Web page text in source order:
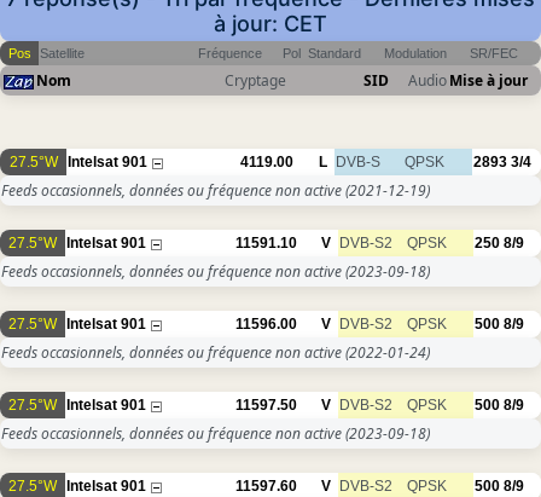
à jour: CET
Pos Satellite Fréquence Pol Standard Modulation SR/FEC
Nom Cryptage SID AudioMise à jour
27.5°W Intelsat 901 4119.00 L DVB-S QPSK 2893 3/4
Feeds occasionnels, données ou fréquence non active(2021-12-19)
27.5°W Intelsat 901 11591.10 V DVB-S2 QPSK 250 8/9
Feeds occasionnels, données ou fréquence non active(2023-09-18)
27.5°W Intelsat 901 11596.00 V DVB-S2 QPSK 500 8/9
Feeds occasionnels, données ou fréquence non active(2022-01-24)
27.5°W Intelsat 901 11597.50 V DVB-S2 QPSK 500 8/9
Feeds occasionnels, données ou fréquence non active(2023-09-18)
27.5°W Intelsat 901 11597.60 V DVB-S2 QPSK 500 8/9